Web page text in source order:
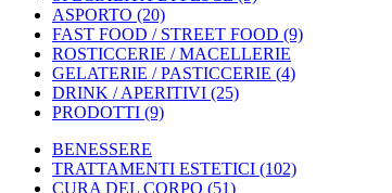
ASPORTO (20)
FAST FOOD / STREET FOOD (9)
ROSTICCERIE / MACELLERIE
GELATERIE / PASTICCERIE (4)
DRINK / APERITIVI (25)
PRODOTTI (9)
BENESSERE
TRATTAMENTI ESTETICI (102)
CURA DEL CORPO (51)